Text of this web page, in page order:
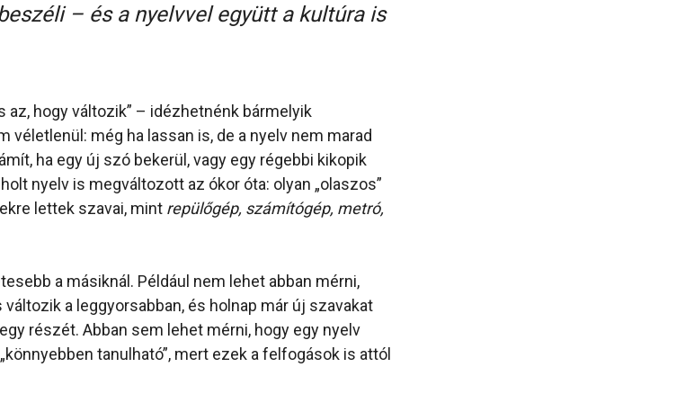
– és a nyelvvel együtt a kultúra is
az, hogy változik” – idézhetnénk bármelyik
véletlenül: még ha lassan is, de a nyelv nem marad
ha egy új szó bekerül, vagy egy régebbi kikopik
nyelv is megváltozott az ókor óta: olyan „olaszos”
lettek szavai, mint repülőgép, számítógép, metró,
a másiknál. Például nem lehet abban mérni,
a leggyorsabban, és holnap már új szavakat
részét. Abban sem lehet mérni, hogy egy nyelv
tanulható”, mert ezek a felfogások is attól